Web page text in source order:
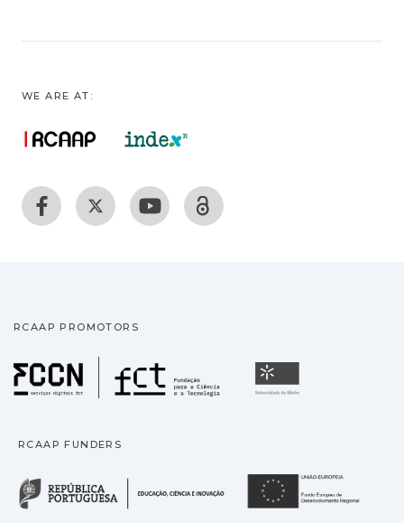
WE ARE AT:
RCAAP PROMOTORS
Fundação para a
RCAAP FUNDERS
República Portuguesa